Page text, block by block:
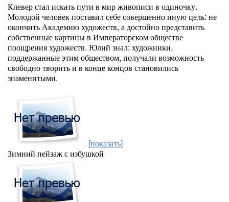
Клевер стал искать пути в мир живописи в одиночку.
Молодой человек поставил себе совершенно иную цель: не
окончить Академию художеств, а достойно представить
собственные картины в Императорском обществе
поощрения художеств. Юлий знал: художники,
поддержанные этим обществом, получали возможность
свободно творить и в конце концов становились
знаменитыми.
[показать]
Зимний пейзаж с избушкой